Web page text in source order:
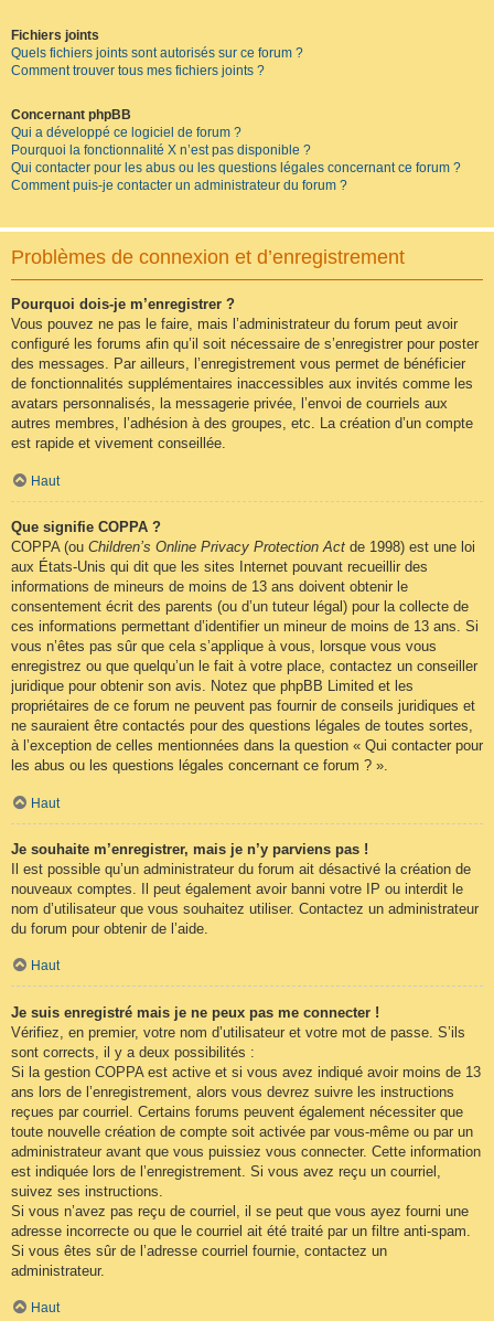
Fichiers joints
Quels fichiers joints sont autorisés sur ce forum ?
Comment trouver tous mes fichiers joints ?
Concernant phpBB
Qui a développé ce logiciel de forum ?
Pourquoi la fonctionnalité X n’est pas disponible ?
Qui contacter pour les abus ou les questions légales concernant ce forum ?
Comment puis-je contacter un administrateur du forum ?
Problèmes de connexion et d’enregistrement
Pourquoi dois-je m’enregistrer ?
Vous pouvez ne pas le faire, mais l’administrateur du forum peut avoir
configuré les forums afin qu’il soit nécessaire de s’enregistrer pour poster
des messages. Par ailleurs, l’enregistrement vous permet de bénéficier
de fonctionnalités supplémentaires inaccessibles aux invités comme les
avatars personnalisés, la messagerie privée, l’envoi de courriels aux
autres membres, l’adhésion à des groupes, etc. La création d’un compte
est rapide et vivement conseillée.
Haut
Que signifie COPPA ?
COPPA (ou Children’s Online Privacy Protection Act de 1998) est une loi
aux États-Unis qui dit que les sites Internet pouvant recueillir des
informations de mineurs de moins de 13 ans doivent obtenir le
consentement écrit des parents (ou d’un tuteur légal) pour la collecte de
ces informations permettant d’identifier un mineur de moins de 13 ans. Si
vous n’êtes pas sûr que cela s’applique à vous, lorsque vous vous
enregistrez ou que quelqu’un le fait à votre place, contactez un conseiller
juridique pour obtenir son avis. Notez que phpBB Limited et les
propriétaires de ce forum ne peuvent pas fournir de conseils juridiques et
ne sauraient être contactés pour des questions légales de toutes sortes,
à l’exception de celles mentionnées dans la question « Qui contacter pour
les abus ou les questions légales concernant ce forum ? ».
Haut
Je souhaite m’enregistrer, mais je n’y parviens pas !
Il est possible qu’un administrateur du forum ait désactivé la création de
nouveaux comptes. Il peut également avoir banni votre IP ou interdit le
nom d’utilisateur que vous souhaitez utiliser. Contactez un administrateur
du forum pour obtenir de l’aide.
Haut
Je suis enregistré mais je ne peux pas me connecter !
Vérifiez, en premier, votre nom d’utilisateur et votre mot de passe. S’ils
sont corrects, il y a deux possibilités :
Si la gestion COPPA est active et si vous avez indiqué avoir moins de 13
ans lors de l’enregistrement, alors vous devrez suivre les instructions
reçues par courriel. Certains forums peuvent également nécessiter que
toute nouvelle création de compte soit activée par vous-même ou par un
administrateur avant que vous puissiez vous connecter. Cette information
est indiquée lors de l’enregistrement. Si vous avez reçu un courriel,
suivez ses instructions.
Si vous n’avez pas reçu de courriel, il se peut que vous ayez fourni une
adresse incorrecte ou que le courriel ait été traité par un filtre anti-spam.
Si vous êtes sûr de l’adresse courriel fournie, contactez un
administrateur.
Haut